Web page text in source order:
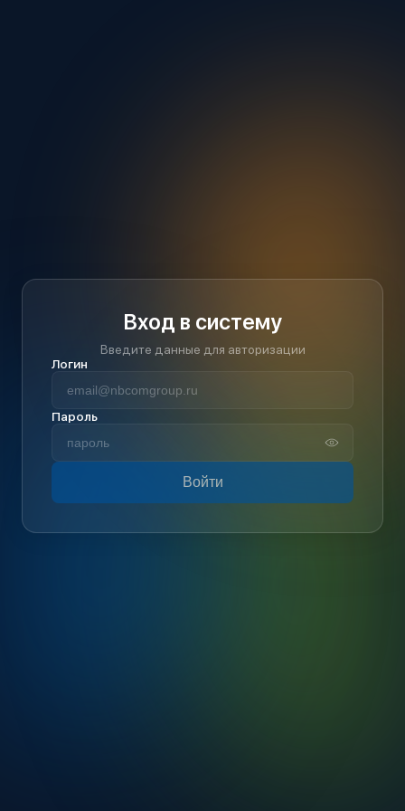
Вход в систему
Введите данные для авторизации
Логин
Пароль
Войти